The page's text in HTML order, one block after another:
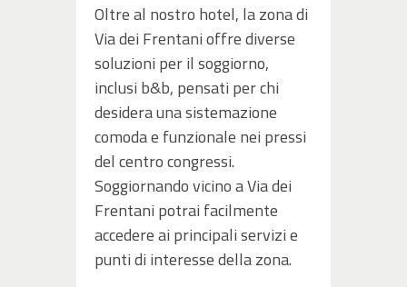
Oltre al nostro hotel, la zona di
Via dei Frentani offre diverse
soluzioni per il soggiorno,
inclusi b&b, pensati per chi
desidera una sistemazione
comoda e funzionale nei pressi
del centro congressi.
Soggiornando vicino a Via dei
Frentani potrai facilmente
accedere ai principali servizi e
punti di interesse della zona.